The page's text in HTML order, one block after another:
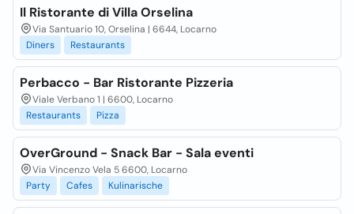
Il Ristorante di Villa Orselina
Via Santuario 10, Orselina | 6644, Locarno
Diners
Restaurants
Perbacco - Bar Ristorante Pizzeria
Viale Verbano 1 | 6600, Locarno
Restaurants
Pizza
OverGround - Snack Bar - Sala eventi
Via Vincenzo Vela 5 6600, Locarno
Party
Cafes Kulinarische